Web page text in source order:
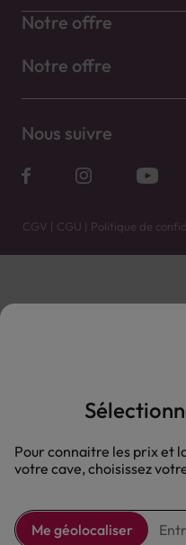
Notre offre
Notre offre
Nous suivre
CGV | CGU | Politique de
Vente uniquement en caves.
L'ABUS D'ALCOOL EST DANGEREUX
Pour connaitre les prix et
votre cave, choisissez
Me géolocaliser